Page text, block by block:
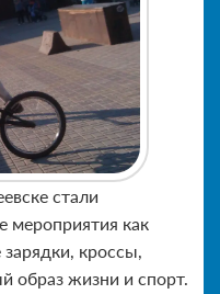
стали
мероприятия как
кроссы,
образ жизни и спорт.